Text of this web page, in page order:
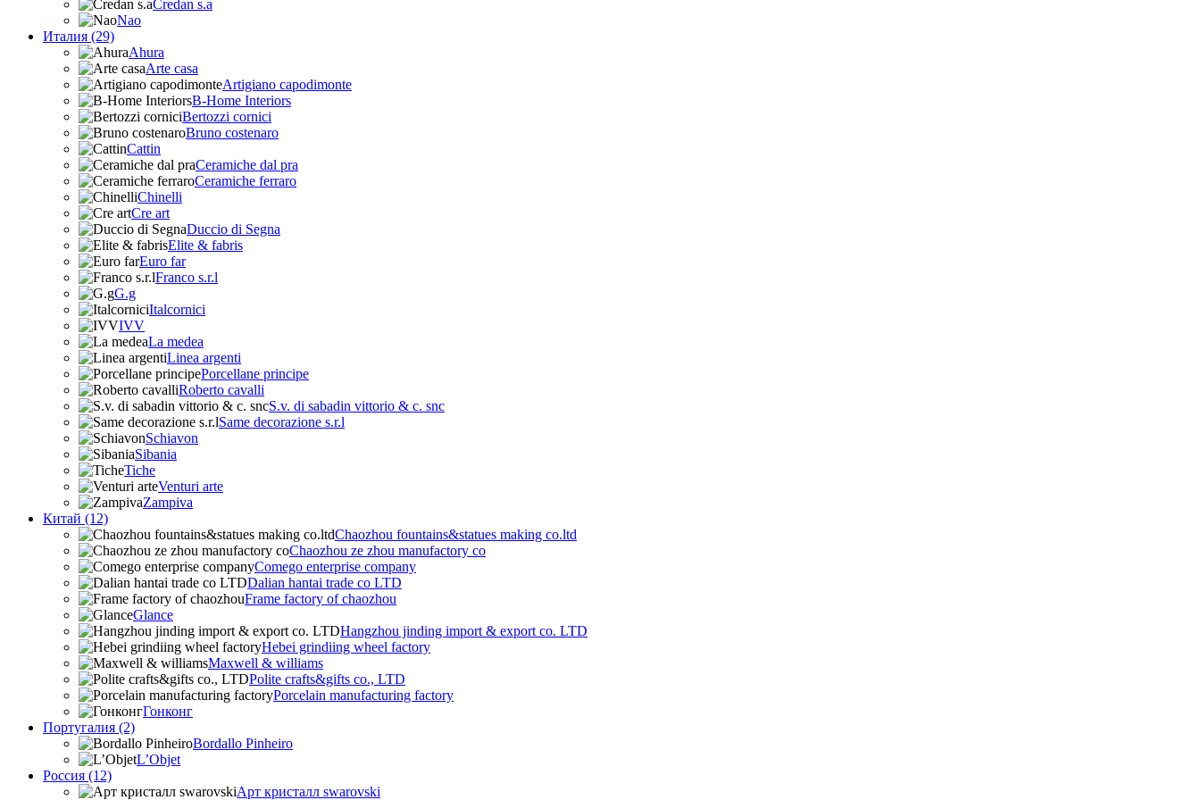
Credan s.a
Nao
Италия (29)
Ahura
Arte casa
Artigiano capodimonte
B-Home Interiors
Bertozzi cornici
Bruno costenaro
Cattin
Ceramiche dal pra
Ceramiche ferraro
Chinelli
Cre art
Duccio di Segna
Elite & fabris
Euro far
Franco s.r.l
G.g
Italcornici
IVV
La medea
Linea argenti
Porcellane principe
Roberto cavalli
S.v. di sabadin vittorio & c. snc
Same decorazione s.r.l
Schiavon
Sibania
Tiche
Venturi arte
Zampiva
Китай (12)
Chaozhou fountains&statues making co.ltd
Chaozhou ze zhou manufactory co
Comego enterprise company
Dalian hantai trade co LTD
Frame factory of chaozhou
Glance
Hangzhou jinding import & export co. LTD
Hebei grindiing wheel factory
Maxwell & williams
Polite crafts&gifts co., LTD
Porcelain manufacturing factory
Гонконг
Португалия (2)
Bordallo Pinheiro
L’Objet
Россия (12)
Арт кристалл swarovski